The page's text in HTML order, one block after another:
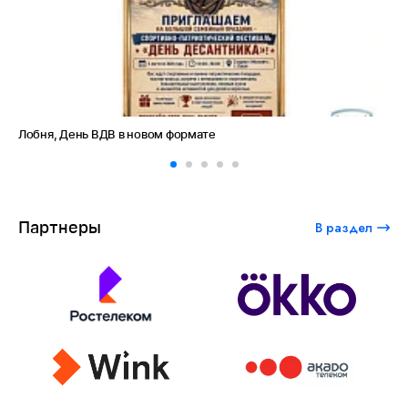
Лобня, День ВДВ в новом формате
Партнеры В раздел